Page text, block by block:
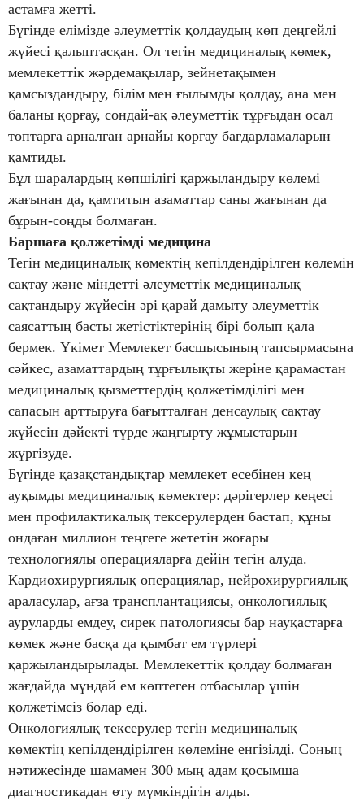
астамға жетті.
Бүгінде елімізде әлеуметтік қолдаудың көп деңгейлі
жүйесі қалыптасқан. Ол тегін медициналық көмек,
мемлекеттік жәрдемақылар, зейнетақымен
қамсыздандыру, білім мен ғылымды қолдау, ана мен
баланы қорғау, сондай-ақ әлеуметтік тұрғыдан осал
топтарға арналған арнайы қорғау бағдарламаларын
қамтиды.
Бұл шаралардың көпшілігі қаржыландыру көлемі
жағынан да, қамтитын азаматтар саны жағынан да
бұрын-соңды болмаған.
Баршаға қолжетімді медицина
Тегін медициналық көмектің кепілдендірілген көлемін
сақтау және міндетті әлеуметтік медициналық
сақтандыру жүйесін әрі қарай дамыту әлеуметтік
саясаттың басты жетістіктерінің бірі болып қала
бермек. Үкімет Мемлекет басшысының тапсырмасына
сәйкес, азаматтардың тұрғылықты жеріне қарамастан
медициналық қызметтердің қолжетімділігі мен
сапасын арттыруға бағытталған денсаулық сақтау
жүйесін дәйекті түрде жаңғырту жұмыстарын
жүргізуде.
Бүгінде қазақстандықтар мемлекет есебінен кең
ауқымды медициналық көмектер: дәрігерлер кеңесі
мен профилактикалық тексерулерден бастап, құны
ондаған миллион теңгеге жететін жоғары
технологиялы операцияларға дейін тегін алуда.
Кардиохирургиялық операциялар, нейрохирургиялық
араласулар, ағза трансплантациясы, онкологиялық
ауруларды емдеу, сирек патологиясы бар науқастарға
көмек және басқа да қымбат ем түрлері
қаржыландырылады. Мемлекеттік қолдау болмаған
жағдайда мұндай ем көптеген отбасылар үшін
қолжетімсіз болар еді.
Онкологиялық тексерулер тегін медициналық
көмектің кепілдендірілген көлеміне енгізілді. Соның
нәтижесінде шамамен 300 мың адам қосымша
диагностикадан өту мүмкіндігін алды.